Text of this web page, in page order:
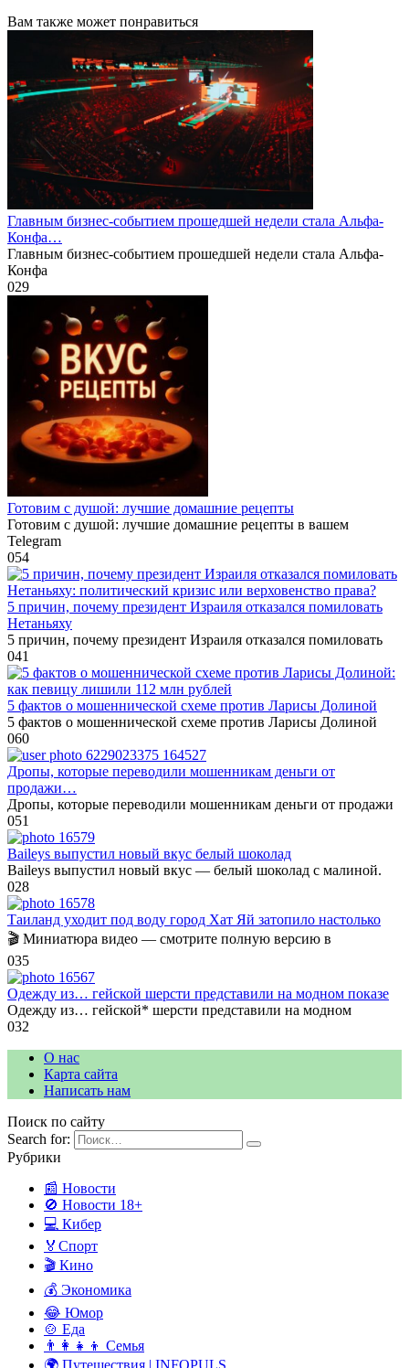
Вам также может понравиться
Главным бизнес-событием прошедшей недели стала Альфа-
Конфа…
Главным бизнес-событием прошедшей недели стала Альфа-
Конфа
029
Готовим с душой: лучшие домашние рецепты
Готовим с душой: лучшие домашние рецепты в вашем
Telegram
054
5 причин, почему президент Израиля отказался помиловать
Нетаньяху
5 причин, почему президент Израиля отказался помиловать
041
5 фактов о мошеннической схеме против Ларисы Долиной
5 фактов о мошеннической схеме против Ларисы Долиной
060
Дропы, которые переводили мошенникам деньги от
продажи…
Дропы, которые переводили мошенникам деньги от продажи
051
Baileys выпустил новый вкус белый шоколад
Baileys выпустил новый вкус — белый шоколад с малиной.
028
Таиланд уходит под воду город Хат Яй затопило настолько
🎬 Миниатюра видео — смотрите полную версию в
035
Одежду из… гейской шерсти представили на модном показе
Одежду из… гейской* шерсти представили на модном
032
О нас
Карта сайта
Написать нам
Поиск по сайту
Search for:
Рубрики
📰 Новости
🚫 Новости 18+
💻 Кибер
🏅Спорт
🎬 Кино
💰 Экономика
😂 Юмор
🍲 Еда
👨‍👩‍👧‍👦 Семья